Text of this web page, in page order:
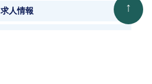
求人情報 ↑